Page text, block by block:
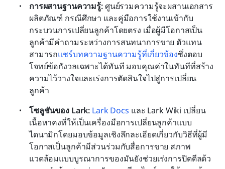
การผสานฐานความรู้: ศูนย์รวมความรู้จะผสานเอกสาร
ผลิตภัณฑ์ กรณีศึกษา และคู่มือการใช้งานเข้ากับ
กระบวนการเปลี่ยนลูกค้าโดยตรง เมื่อผู้มีโอกาสเป็น
ลูกค้ามีคำถามระหว่างการสนทนาการขาย ตัวแทน
สามารถแชร์บทความฐานความรู้ที่เกี่ยวข้องซึ่งตอบ
โจทย์ข้อกังวลเฉพาะได้ทันที มอบคุณค่าในทันทีที่สร้าง
ความไว้วางใจและเร่งการตัดสินใจไปสู่การเปลี่ยน
ลูกค้า
โซลูชันของ Lark: Lark Docs และ Lark Wiki เปลี่ยน
เนื้อหาคงที่ให้เป็นเครื่องมือการเปลี่ยนลูกค้าแบบ
ไดนามิกโดยมอบข้อมูลเชิงลึกละเอียดเกี่ยวกับวิธีที่ผู้มี
โอกาสเป็นลูกค้ามีส่วนร่วมกับสื่อการขาย สภาพ
แวดล้อมแบบบูรณาการของมันยังช่วยเร่งการปิดดีลด้ว